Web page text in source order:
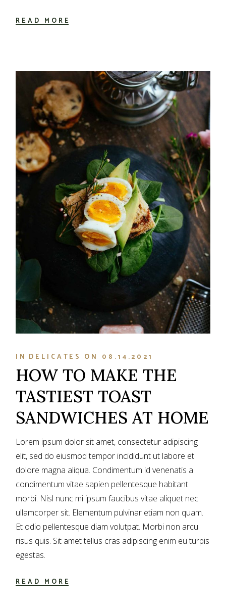
READ MORE
IN DELICATES ON 08.14.2021
HOW TO MAKE THE
TASTIEST TOAST
SANDWICHES AT HOME
Lorem ipsum dolor sit amet, consectetur adipiscing
elit, sed do eiusmod tempor incididunt ut labore et
dolore magna aliqua. Condimentum id venenatis a
condimentum vitae sapien pellentesque habitant
morbi. Nisl nunc mi ipsum faucibus vitae aliquet nec
ullamcorper sit. Elementum pulvinar etiam non quam.
Et odio pellentesque diam volutpat. Morbi non arcu
risus quis. Sit amet tellus cras adipiscing enim eu turpis
egestas.
READ MORE